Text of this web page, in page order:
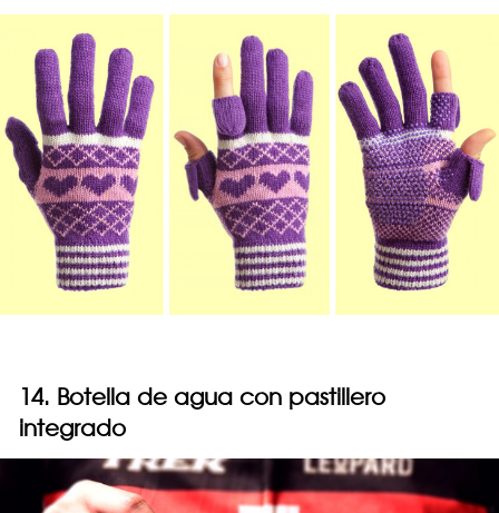
14. Botella de agua con pastillero
integrado